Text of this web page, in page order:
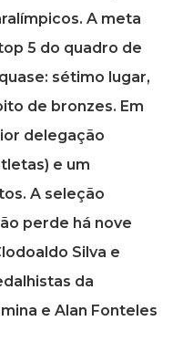
A meta
5 do quadro de
sétimo lugar,
de bronzes. Em
delegação
e um
A seleção
perde há nove
Silva e
da
e Alan Fonteles